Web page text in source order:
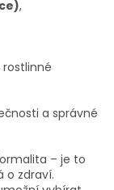
,
a správné
– je to
o zdraví.